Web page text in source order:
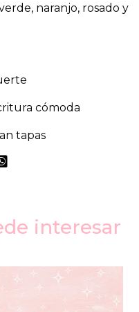
naranjo, rosado y
cómoda
tapas
interesar